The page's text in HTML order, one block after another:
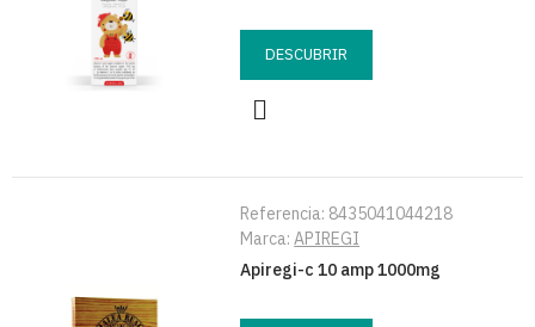
DESCUBRIR
Referencia: 8435041044218
Marca:APIREGI
Apiregi-c 10 amp 1000mg